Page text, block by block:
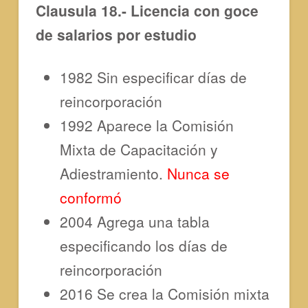
Clausula 18.- Licencia con goce
de salarios por estudio
1982 Sin especificar días de
reincorporación
1992 Aparece la Comisión
Mixta de Capacitación y
Adiestramiento. Nunca se
conformó
2004 Agrega una tabla
especificando los días de
reincorporación
2016 Se crea la Comisión mixta